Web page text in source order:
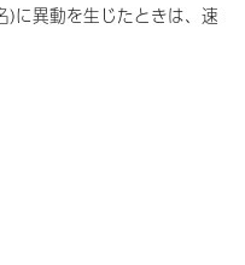
)に異動を生じたときは、速